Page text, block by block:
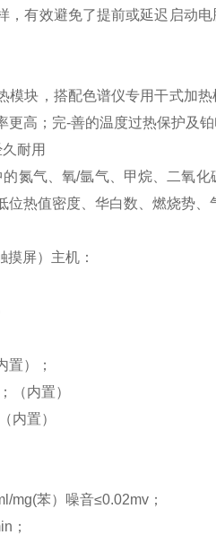
，有效避免了提前或延迟启动
模块，搭配色谱仪专用干式加
更高；完-善的温度过热保护及
耐用
氮气、氧/氩气、甲烷、二氧
位热值密度、华白数、燃烧势、
屏）主机：
置）；
（内置）
内置）
mg(苯）噪音≤0.02mv；
；